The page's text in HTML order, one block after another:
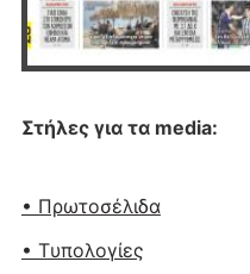
Στήλες για τα media:
• Πρωτοσέλιδα
• Tυπολογίες